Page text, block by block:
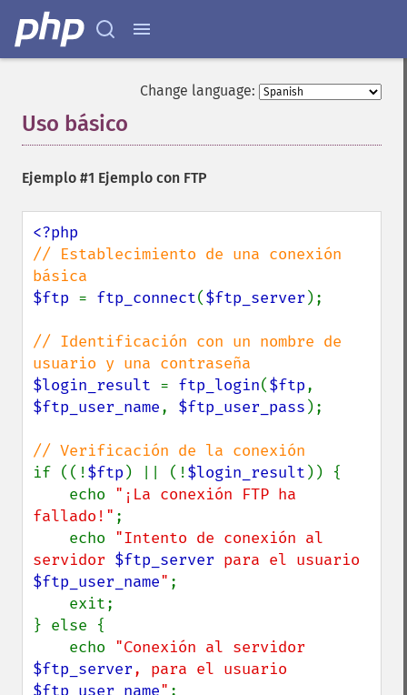
Change language:
Uso básico
Ejemplo #1 Ejemplo con FTP
// Establecimiento de una conexión
$ftp = ftp_connect($ftp_server );
// Identificación con un nombre de
$login_result = ftp_login($ftp
$ftp_user_name, $ftp_user_pass );
if ((!$ftp ) || (!$login_result )) {
    echo
"¡La conexión FTP ha
fallado!" ;
    echo
"Intento de conexión al
servidor $ftp_server
$ftp_user_name" ;
} else {
    echo
$ftp_server
$ftp_user_name" ;